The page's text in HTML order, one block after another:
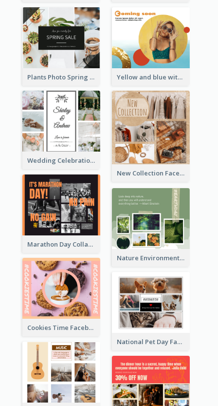
Plants Photo Spring Sale Facebook Post Yellow and blue with photographic Facebook Post
Wedding Celebration Facebook Post
New Collection Facebook Post
Marathon Day Collage Facebook Post
Nature Environment Facebook Post
Cookies Time Facebook Post
National Pet Day Facebook Post